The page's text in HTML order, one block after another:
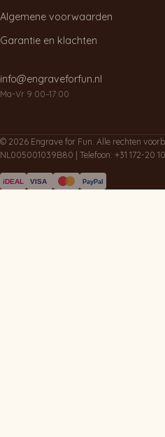
Algemene voorwaarden
Garantie en klachten
info@engraveforfun.nl
Ma-Vr 9:00–17:00
© 2026 Engrave for Fun. Alle rechten
NL005001039B80 | Telefoon: +31 172-20
iDEAL VISA PayPal